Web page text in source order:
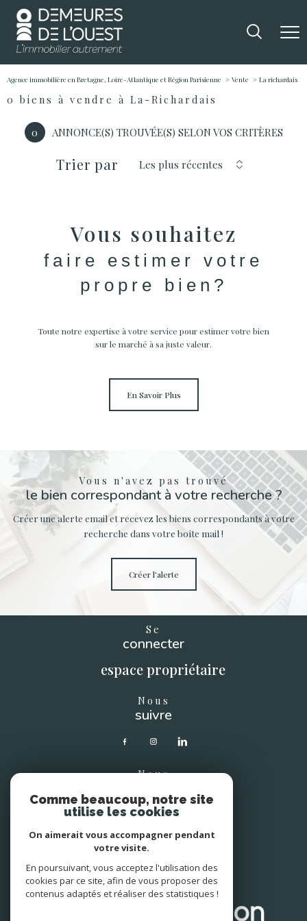
Agence immobilière en Bretagne, Loire-Atlantique et Région Parisienne Vente La richardais
0 biens à vendre à La-Richardais
0 ANNONCE(S) TROUVÉE(S) SELON VOS CRITÈRES
Trier par Les plus récentes
Vous souhaitez
faire estimer votre
propre bien?
Toute notre expertise à votre service pour estimer votre bien
sur le marché à sa juste valeur.
En Savoir Plus
Vous n'avez pas trouvé
le bien correspondant à votre recherche ?
Créer une alerte email et recevez les biens correspondants à votre
recherche dans votre boîte mail !
créer l'alerte
Se
connecter
espace propriétaire
Nous
suivre
Nous
Avis
clients
Comme beaucoup, notre site
utilise les cookies
On aimerait vous accompagner pendant
votre visite.
En poursuivant, vous acceptez l'utilisation des
cookies par ce site, afin de vous proposer des
contenus adaptés et réaliser des statistiques !